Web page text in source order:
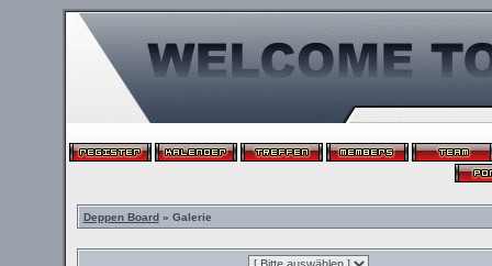
Deppen Board» Galerie